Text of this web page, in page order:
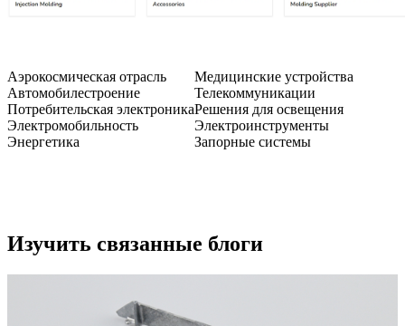
Аэрокосмическая отрасль
Медицинские устройства
Автомобилестроение
Телекоммуникации
Потребительская электроникаРешения для освещения
Электромобильность
Электроинструменты
Энергетика
Запорные системы
Изучить связанные блоги